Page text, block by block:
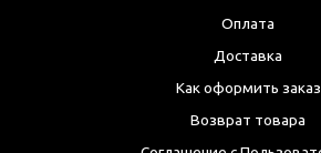
Оплата
Доставка
Как оформить заказ
Возврат товара